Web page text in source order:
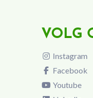
VOLG
Instagram
Facebook
Youtube